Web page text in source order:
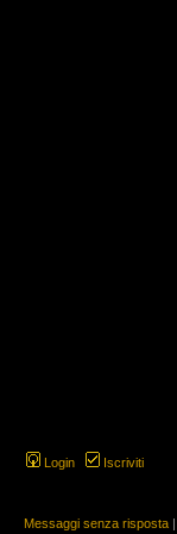
Login Iscriviti
Messaggi senza risposta |